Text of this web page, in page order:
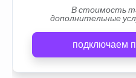
В стоимость
дополнительные
подключаем